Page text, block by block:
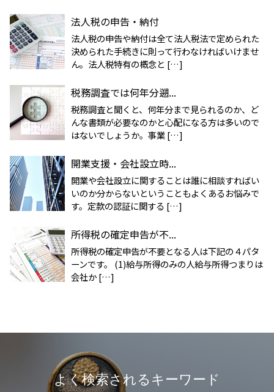
法人税の申告・納付
法人税の申告や納付は全て法人税法で定められた
決められた手続きに則って行わなければいけませ
ん。法人税特有の概念と […]
税務調査では何年分遡...
税務調査と聞くと、何年分まで見られるのか、ど
んな書類が必要なのかと心配になる方は多いので
はないでしょうか。事業 […]
開業支援・会社設立時...
開業や会社設立に関することは誰に相談すればい
いのか分からないということもよくあるお悩みで
す。定款の認証に関する […]
所得税の確定申告が不...
所得税の確定申告が不要となる人は下記の４パタ
ーンです。 (1)給与所得のみの人給与所得つまりは
会社か […]
よく検索されるキーワード